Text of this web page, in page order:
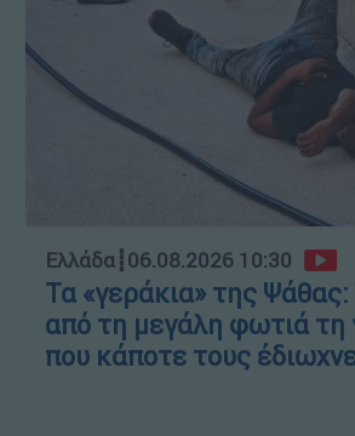
Ελλάδα┋06.08.2026 10:30
Τα «γεράκια» της
από τη μεγάλη φωτιά τη
που κάποτε τους